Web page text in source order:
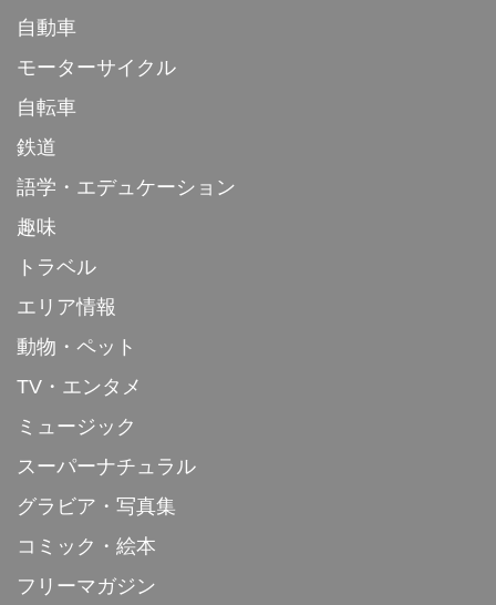
自動車
モーターサイクル
自転車
鉄道
語学・エデュケーション
趣味
トラベル
エリア情報
動物・ペット
TV・エンタメ
ミュージック
スーパーナチュラル
グラビア・写真集
コミック・絵本
フリーマガジン